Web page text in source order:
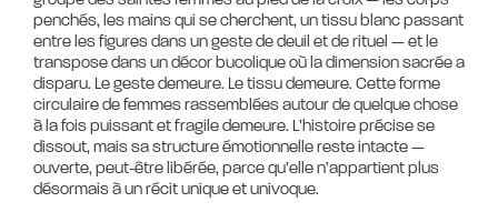
penchés, les mains qui se cherchent, un tissu blanc passant
entre les figures dans un geste de deuil et de rituel — et le
transpose dans un décor bucolique où la dimension sacrée a
disparu. Le geste demeure. Le tissu demeure. Cette forme
circulaire de femmes rassemblées autour de quelque chose
à la fois puissant et fragile demeure. L’histoire précise se
dissout, mais sa structure émotionnelle reste intacte —
ouverte, peut-être libérée, parce qu’elle n’appartient plus
désormais à un récit unique et univoque.